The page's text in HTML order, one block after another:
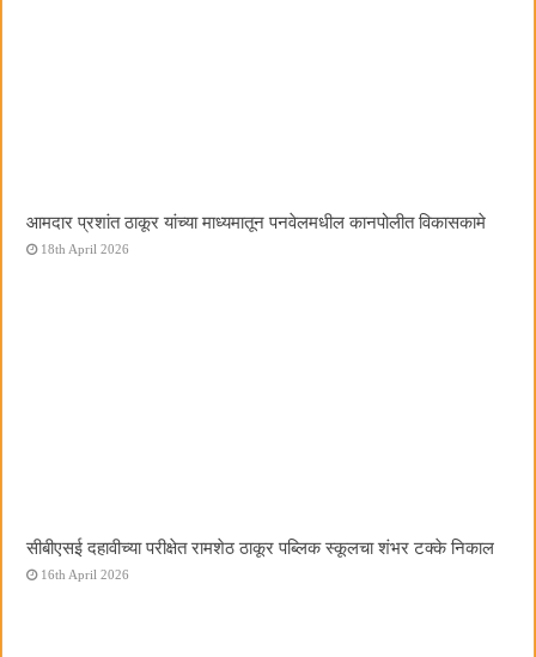
आमदार प्रशांत ठाकूर यांच्या माध्यमातून पनवेलमधील कानपोलीत विकासकामे
18th April 2026
सीबीएसई दहावीच्या परीक्षेत रामशेठ ठाकूर पब्लिक स्कूलचा शंभर टक्के निकाल
16th April 2026